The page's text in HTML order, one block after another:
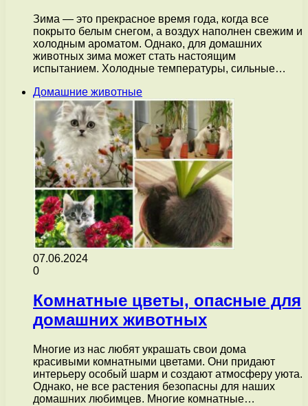
Зима — это прекрасное время года, когда все
покрыто белым снегом, а воздух наполнен свежим и
холодным ароматом. Однако, для домашних
животных зима может стать настоящим
испытанием. Холодные температуры, сильные…
Домашние животные
07.06.2024
0
Комнатные цветы, опасные для
домашних животных
Многие из нас любят украшать свои дома
красивыми комнатными цветами. Они придают
интерьеру особый шарм и создают атмосферу уюта.
Однако, не все растения безопасны для наших
домашних любимцев. Многие комнатные…